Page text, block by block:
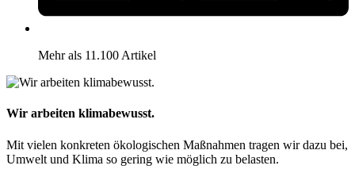
Mehr als 11.100 Artikel
Wir arbeiten klimabewusst.
Mit vielen konkreten ökologischen Maßnahmen tragen wir dazu bei,
Umwelt und Klima so gering wie möglich zu belasten.